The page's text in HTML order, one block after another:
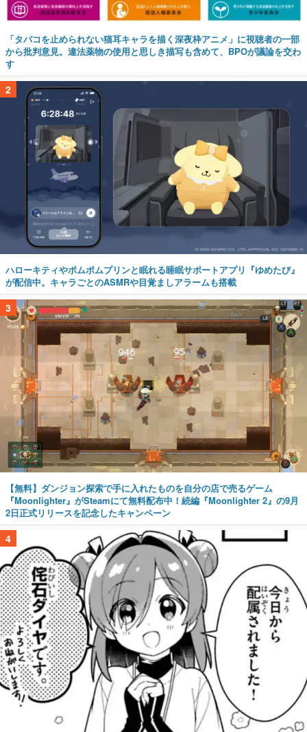
す
2
ハローキティやポムポムプリンと眠れる睡眠サポートアプリ『ゆめたび』
が配信中。キャラごとのASMRや目覚ましアラームも搭載
3
【無料】ダンジョン探索で手に入れたものを自分の店で売るゲーム
『Moonlighter』がSteamにて無料配布中！続編『Moonlighter 2』の9月
2日正式リリースを記念したキャンペーン
コロコロ初のゆるかわ4コマ『まだサ終しないんですか？』公開スター
ト。主人公は新入社員の侘石ダイヤ、ゲーム会社を舞台にトラブルへ対応
する社員たちを描く